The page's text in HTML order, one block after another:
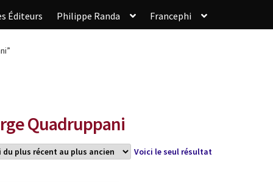
Éditeurs Philippe Randa
Francephi
Quadruppani
Voici le seul résultat